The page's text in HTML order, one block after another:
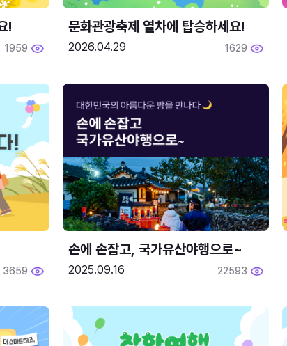
!
1959
문화관광축제 열차에 탑승하세요!
2026.04.29 1629
3659
손에 손잡고, 국가유산야행으로~
2025.09.16 22593